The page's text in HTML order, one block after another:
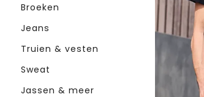
Broeken
Jeans
Truien & vesten
Sweat
Jassen & meer